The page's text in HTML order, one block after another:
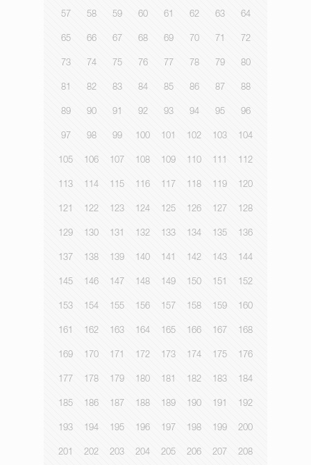
57 58 59 60 61 62 63 64
65 66 67 68 69 70 71 72
73 74 75 76 77 78 79 80
81 82 83 84 85 86 87 88
89 90 91 92 93 94 95 96
97 98 99 100 101 102 103 104
105 106 107 108 109 110 111 112
113 114 115 116 117 118 119 120
121 122 123 124 125 126 127 128
129 130 131 132 133 134 135 136
137 138 139 140 141 142 143 144
145 146 147 148 149 150 151 152
153 154 155 156 157 158 159 160
161 162 163 164 165 166 167 168
169 170 171 172 173 174 175 176
177 178 179 180 181 182 183 184
185 186 187 188 189 190 191 192
193 194 195 196 197 198 199 200
201 202 203 204 205 206 207 208